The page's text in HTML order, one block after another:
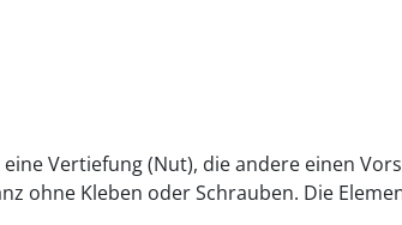
Vertiefung (Nut), die andere einen
ohne Kleben oder Schrauben. Die